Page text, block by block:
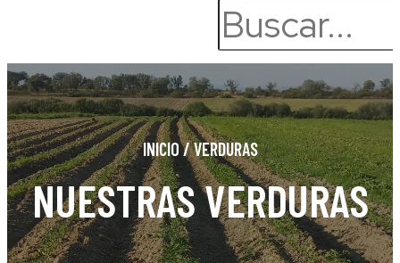
INICIO/VERDURAS
NUESTRAS VERDURAS